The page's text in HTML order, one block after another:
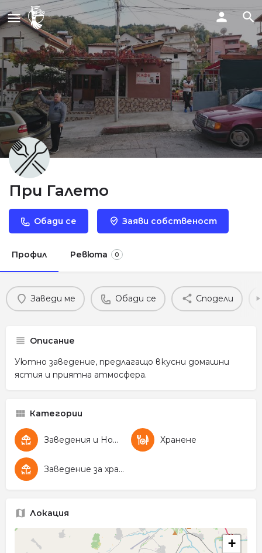
При Галето
Обади се Заяви собственост
Профил Ревюта 0
Заведи ме Обади се Сподели
Описание
Уютно заведение, предлагащо вкусни домашни
ястия и приятна атмосфера.
Категории
Заведения и Нощен живот Хранене
Заведение за хранене
Локация
+